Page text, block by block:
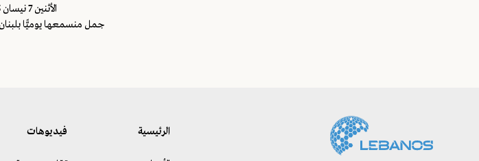
اﻷثنين 7 نيسان 2025
جمل منسمعها يوميًّا
الرئيسية فيديوهات